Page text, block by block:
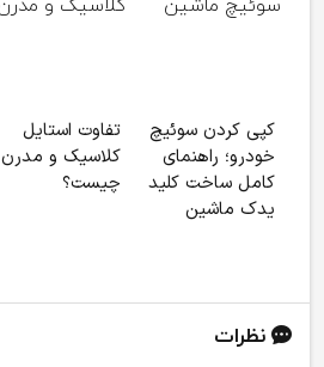
کپی کردن سوئیچ
خودرو؛ راهنمای
کامل ساخت کلید
یدک ماشین
تفاوت استایل
کلاسیک و مدرن
چیست؟
نظرات